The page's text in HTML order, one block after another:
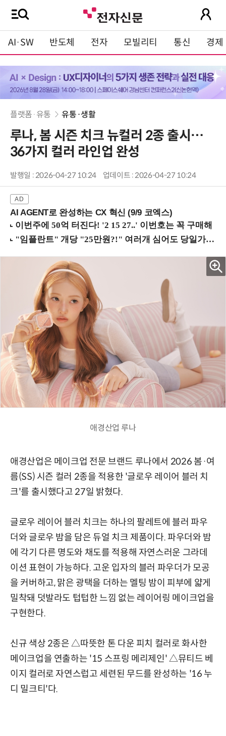
AI·SW 반도체 전자 모빌리티 통신 경제
플랫폼·유통 유통·생활
루나, 봄 시즌 치크 뉴컬러 2종 출시…
36가지 컬러 라인업 완성
발행일 : 2026-04-27 10:24 업데이트 : 2026-04-27 10:24
AI AGENT로 완성하는 CX 혁신 (9/9 코엑스)
애경산업 루나
애경산업은 메이크업 전문 브랜드 루나에서 2026 봄·여
름(SS) 시즌 컬러 2종을 적용한 '글로우 레이어 블러 치
크'를 출시했다고 27일 밝혔다.
글로우 레이어 블러 치크는 하나의 팔레트에 블러 파우
더와 글로우 밤을 담은 듀얼 치크 제품이다. 파우더와 밤
에 각기 다른 명도와 채도를 적용해 자연스러운 그라데
이션 표현이 가능하다. 고운 입자의 블러 파우더가 모공
을 커버하고, 맑은 광택을 더하는 멜팅 밤이 피부에 얇게
밀착돼 덧발라도 텁텁한 느낌 없는 레이어링 메이크업을
구현한다.
신규 색상 2종은 △따뜻한 톤 다운 피치 컬러로 화사한
메이크업을 연출하는 '15 스프링 메리제인' △뮤티드 베
이지 컬러로 자연스럽고 세련된 무드를 완성하는 '16 누
디 밀크티'다.